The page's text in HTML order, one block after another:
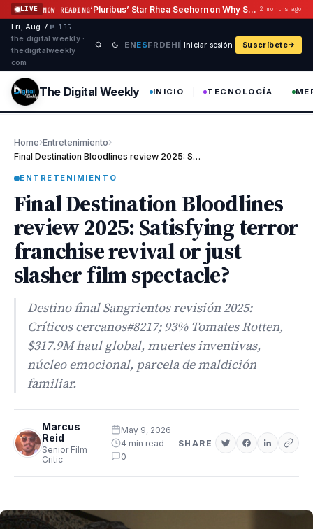
Saltar al contenido
LIVE NOW READING ‘Pluribus’ Star Rhea Seehorn on Why She Hasn’t Grilled Vince Gilligan 2 months ago
Fri, Aug 7 ·№ 135
the digital weekly ·
thedigitalweekly
com
ENESFR DEHI Iniciar sesión Suscríbete
The Digital Weekly INICIO TECNOLOGÍA
Home›Entretenimiento›
Final Destination Bloodlines review 2025: Satisfying terror fran…
ENTRETENIMIENTO
Final Destination Bloodlines
review 2025: Satisfying terror
franchise revival or just
slasher film spectacle?
Destino final Sangrientos revisión 2025:
Críticos cercanos#8217; 93% Tomates Rotten,
$317.9M haul global, muertes inventivas,
núcleo emocional, parcela de maldición
familiar.
Marcus
Reid
Senior Film
Critic
May 9, 2026
4 min read
0
SHARE